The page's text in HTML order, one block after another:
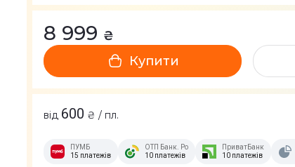
8 999 ₴
Купити
від 600 ₴ / пл.
ПУМБ
15 платежів
ОТП Банк. Розстрочка Скибочка.
10 платежів
ПриватБанк
10 платежів